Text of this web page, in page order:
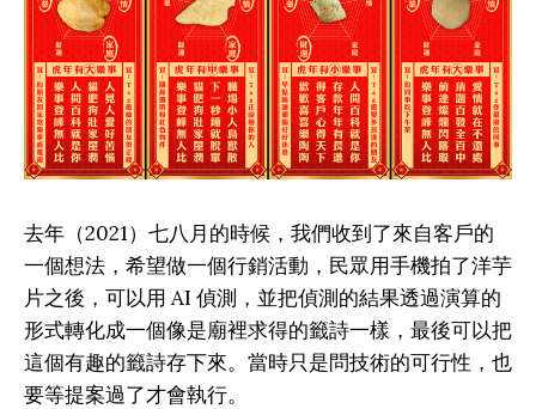
去年（2021）七八月的時候，我們收到了來自客戶的
一個想法，希望做一個行銷活動，民眾用手機拍了洋芋
片之後，可以用 AI 偵測，並把偵測的結果透過演算的
形式轉化成一個像是廟裡求得的籤詩一樣，最後可以把
這個有趣的籤詩存下來。當時只是問技術的可行性，也
要等提案過了才會執行。